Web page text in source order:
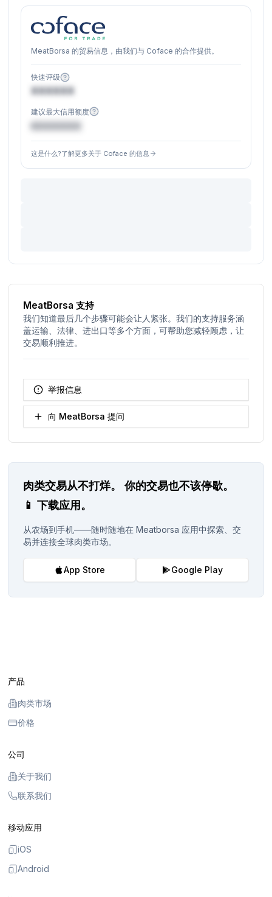
MeatBorsa 的贸易信息，由我们与 Coface 的合作提供。
快速评级
XXXXXX
建议最大信用额度
这是什么?了解更多关于 Coface 的信息
MeatBorsa 支持
我们知道最后几个步骤可能会让人紧张。我们的支持服务涵
盖运输、法律、进出口等多个方面，可帮助您减轻顾虑，让
交易顺利推进。
举报信息
向 MeatBorsa 提问
肉类交易从不打烊。
你的交易也不该停歇。
📱下载应用。
从农场到手机——随时随地在 Meatborsa 应用中探索、交
易并连接全球肉类市场。
App Store Google Play
产品
肉类市场
价格
公司
关于我们
联系我们
移动应用
iOS
Android